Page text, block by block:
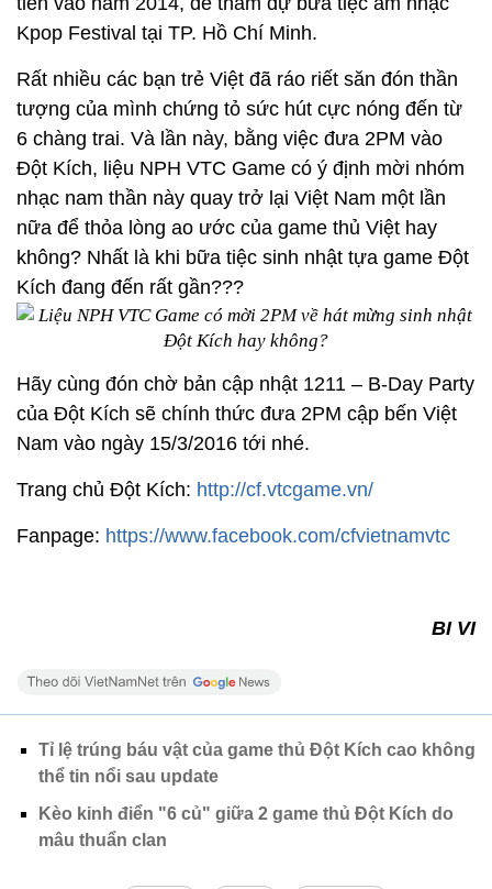
Kpop Festival tại TP. Hồ Chí Minh.
Rất nhiều các bạn trẻ Việt đã ráo riết săn đón thần
tượng của mình chứng tỏ sức hút cực nóng đến từ
6 chàng trai. Và lần này, bằng việc đưa 2PM vào
Đột Kích, liệu NPH VTC Game có ý định mời nhóm
nhạc nam thần này quay trở lại Việt Nam một lần
nữa để thỏa lòng ao ước của game thủ Việt hay
không? Nhất là khi bữa tiệc sinh nhật tựa game Đột
Kích đang đến rất gần???
Hãy cùng đón chờ bản cập nhật 1211 – B-Day Party
của Đột Kích sẽ chính thức đưa 2PM cập bến Việt
Nam vào ngày 15/3/2016 tới nhé.
Trang chủ Đột Kích: http://cf.vtcgame.vn/
Fanpage: https://www.facebook.com/cfvietnamvtc
BI VI
Tỉ lệ trúng báu vật của game thủ Đột Kích cao không
thể tin nổi sau update
Kèo kinh điển "6 củ" giữa 2 game thủ Đột Kích do
mâu thuẩn clan